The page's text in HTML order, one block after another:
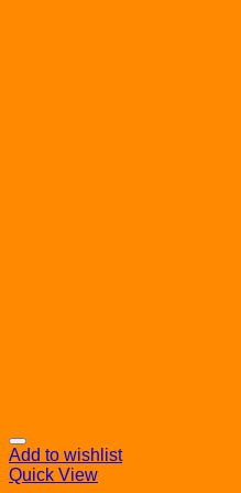
Add to wishlist
Quick View